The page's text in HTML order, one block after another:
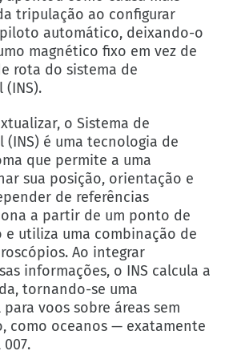
tripulação ao configurar
automático, deixando-o
magnético fixo em vez de
rota do sistema de
(INS).
o Sistema de
(INS) é uma tecnologia de
que permite a uma
sua posição, orientação e
de referências
a partir de um ponto de
utiliza uma combinação de
Ao integrar
informações, o INS calcula a
tornando-se uma
voos sobre áreas sem
como oceanos — exatamente